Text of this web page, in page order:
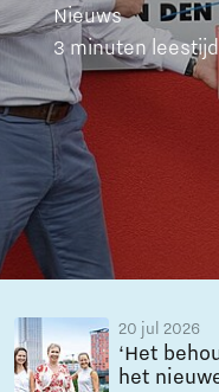
Nieuws
3 minuten leestijd
20 jul 2026
‘Het
het